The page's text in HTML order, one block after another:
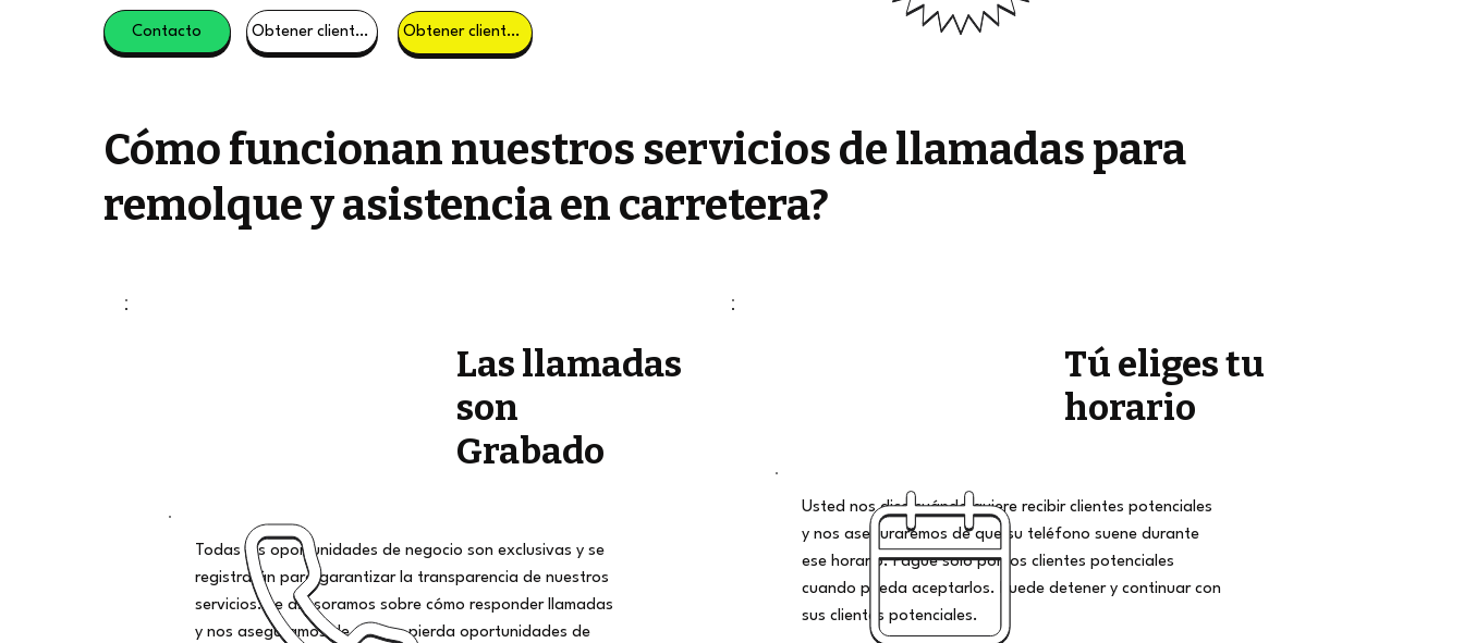
Contacto Obtener clientes potenciales Obtener clientes potenciales
Cómo funcionan nuestros servicios de llamadas para
remolque y asistencia en carretera?
Las llamadas
son
Grabado
Todas las oportunidades de negocio son exclusivas y se
registrarán para garantizar la transparencia de nuestros
servicios. Le asesoramos sobre cómo responder llamadas
y nos aseguramos de que no pierda oportunidades de
Tú eliges tu
horario
Usted nos dice cuándo quiere recibir clientes potenciales
y nos aseguraremos de que su teléfono suene durante
ese horario. Pague solo por los clientes potenciales
cuando pueda aceptarlos. Puede detener y continuar con
sus clientes potenciales.